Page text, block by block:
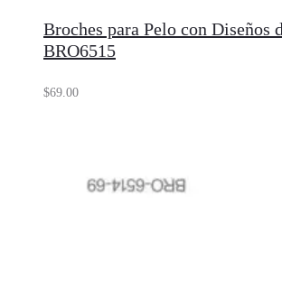
Broches para Pelo con Diseños
BRO6515
$69.00